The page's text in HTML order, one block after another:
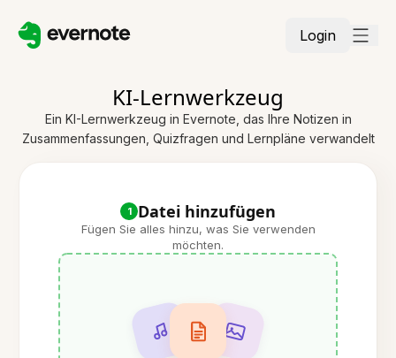
Login
KI-Lernwerkzeug
Ein KI-Lernwerkzeug in Evernote, das Ihre Notizen in
Zusammenfassungen, Quizfragen und Lernpläne verwandelt
1 Datei hinzufügen
Fügen Sie alles hinzu, was Sie verwenden
möchten.